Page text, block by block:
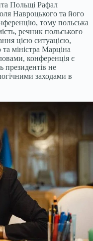
Польщі Рафал
Навроцького та його
тому польська
речник польського
цією ситуацією,
міністра Марціна
конференція є
президентів не
заходами в